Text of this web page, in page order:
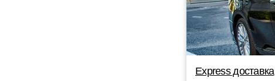
Express доставка